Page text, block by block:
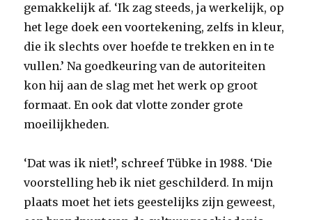
gemakkelijk af. ‘Ik zag steeds, ja werkelijk, op
het lege doek een voortekening, zelfs in kleur,
die ik slechts over hoefde te trekken en in te
vullen.’ Na goedkeuring van de autoriteiten
kon hij aan de slag met het werk op groot
formaat. En ook dat vlotte zonder grote
moeilijkheden.
‘Dat was ik niet!’, schreef Tübke in 1988. ‘Die
voorstelling heb ik niet geschilderd. In mijn
plaats moet het iets geestelijks zijn geweest,